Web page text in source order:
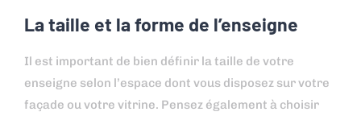
La taille et la forme de l’enseigne
Il est important de bien définir la taille de votre
enseigne selon l’espace dont vous disposez sur votre
façade ou votre vitrine. Pensez également à choisir